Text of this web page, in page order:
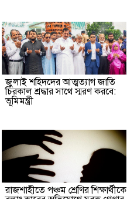
জুলাই শহিদদের আত্মত্যাগ জাতি
চিরকাল শ্রদ্ধার সাথে স্মরণ করবে:
ভূমিমন্ত্রী
রাজশাহীতে পঞ্চম শ্রেণির শিক্ষার্থীকে